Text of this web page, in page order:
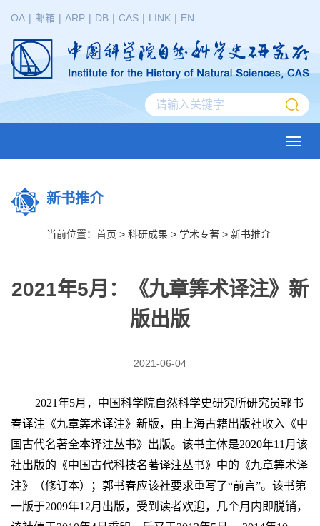
OA | 邮箱 | ARP | DB | CAS | LINK | EN
新书推介
当前位置： 首页 > 科研成果 > 学术专著 > 新书推介
2021年5月：《九章筭术译注》新
版出版
2021-06-04
2021年5月，中国科学院自然科学史研究所研究员郭书
春译注《九章筭术译注》新版，由上海古籍出版社收入《中
国古代名著全本译注丛书》出版。该书主体是2020年11 月该
社出版的《中国古代科技名著译注丛书》中的《九章筭术译
注》（修订本）；郭书春应该社要求重写了“前言”。该书第
一版于2009年12月出版，受到读者欢迎，几个月内即脱销，